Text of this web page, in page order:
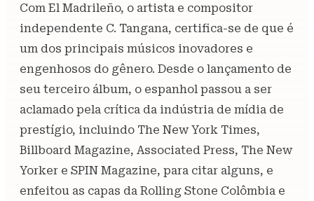
Com El Madrileño, o artista e compositor
independente C. Tangana, certifica-se de que é
um dos principais músicos inovadores e
engenhosos do gênero. Desde o lançamento de
seu terceiro álbum, o espanhol passou a ser
aclamado pela crítica da indústria de mídia de
prestígio, incluindo The New York Times,
Billboard Magazine, Associated Press, The New
Yorker e SPIN Magazine, para citar alguns, e
enfeitou as capas da Rolling Stone Colômbia e